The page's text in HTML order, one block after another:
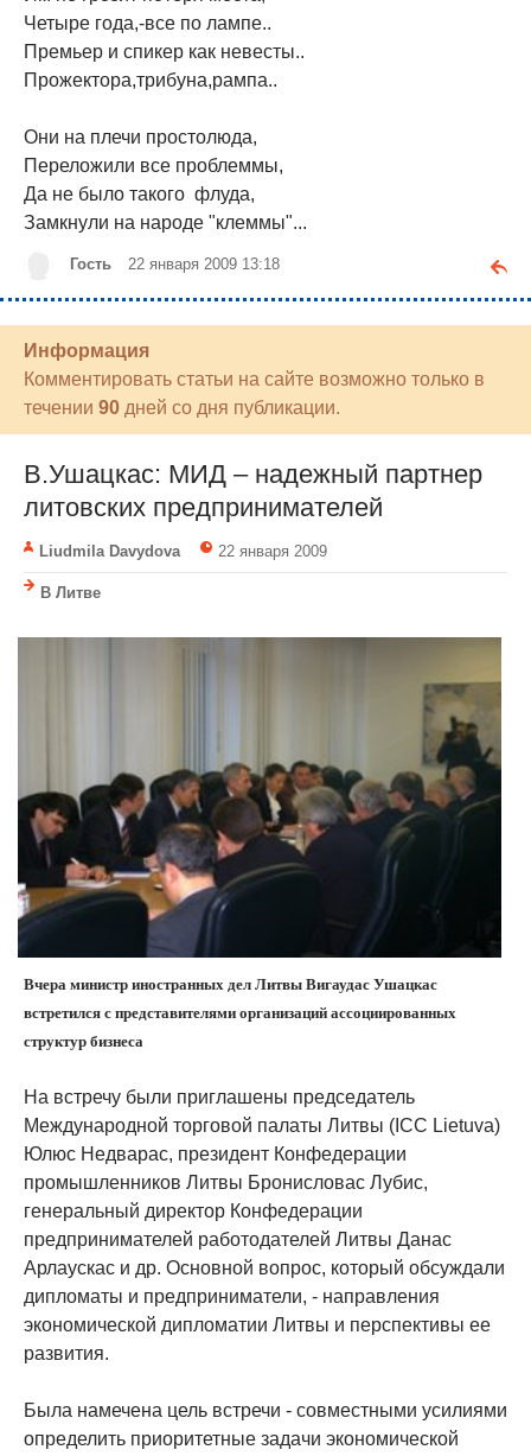
Четыре года,-все по лампе..
Премьер и спикер как невесты..
Прожектора,трибуна,рампа..
Они на плечи простолюда,
Переложили все проблеммы,
Да не было такого флуда,
Замкнули на народе "клеммы"...
Гость 22 января 2009 13:18
Информация
Комментировать статьи на сайте возможно только в
течении 90 дней со дня публикации.
В.Ушацкас: МИД – надежный партнер
литовских предпринимателей
Liudmila Davydova 22 января 2009
В Литве
Вчера министр иностранных дел Литвы Вигаудас Ушацкас
встретился с представителями организаций ассоциированных
структур бизнеса
На встречу были приглашены председатель
Международной торговой палаты Литвы (ICC Lietuva)
Юлюс Недварас, президент Конфедерации
промышленников Литвы Бронисловас Лубис,
генеральный директор Конфедерации
предпринимателей работодателей Литвы Данас
Арлаускас и др. Основной вопрос, который обсуждали
дипломаты и предприниматели, - направления
экономической дипломатии Литвы и перспективы ее
развития.
Была намечена цель встречи - совместными усилиями
определить приоритетные задачи экономической